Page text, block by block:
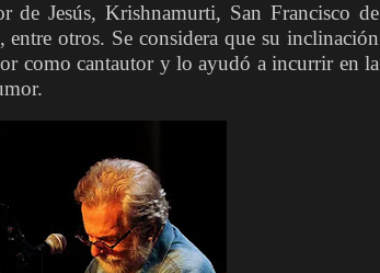
de Jesús, Krishnamurti, San Francisco de
otros. Se considera que su inclinación
como cantautor y lo ayudó a incurrir en la